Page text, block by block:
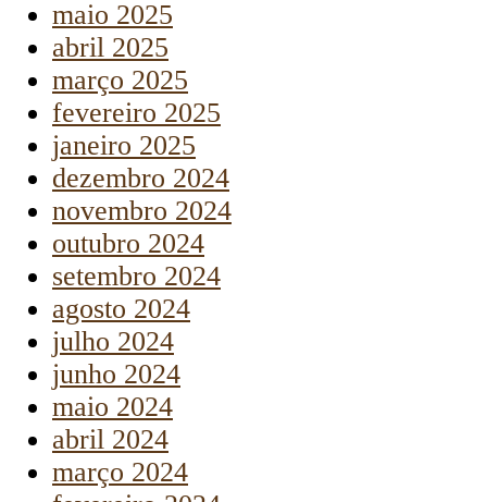
maio 2025
abril 2025
março 2025
fevereiro 2025
janeiro 2025
dezembro 2024
novembro 2024
outubro 2024
setembro 2024
agosto 2024
julho 2024
junho 2024
maio 2024
abril 2024
março 2024